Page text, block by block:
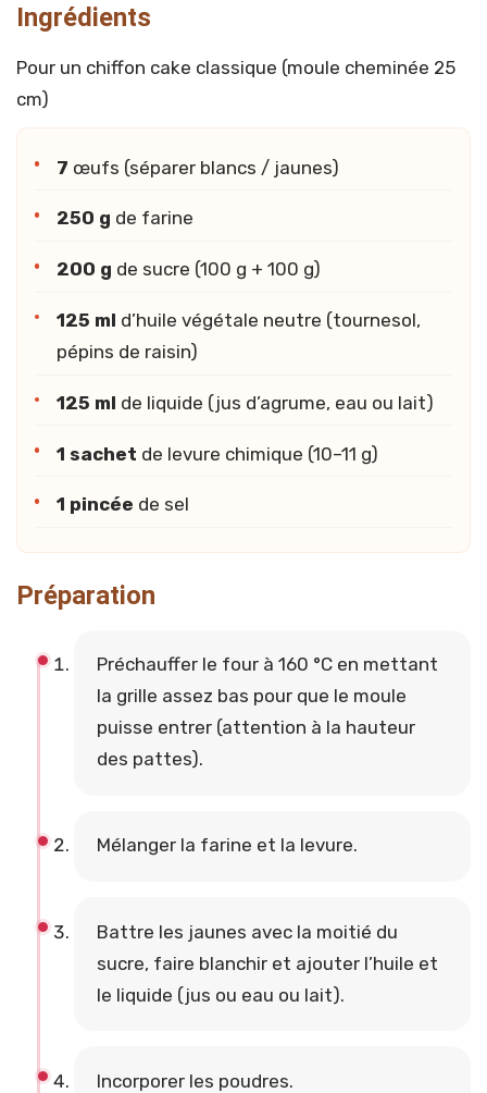
Ingrédients
Pour un chiffon cake classique (moule cheminée 25
cm)
7 œufs (séparer blancs / jaunes)
250 g de farine
200 g de sucre (100 g + 100 g)
125 ml d’huile végétale neutre (tournesol,
pépins de raisin)
125 ml de liquide (jus d’agrume, eau ou lait)
1 sachet de levure chimique (10–11 g)
1 pincée de sel
Préparation
Préchauffer le four à 160 °C en mettant
la grille assez bas pour que le moule
puisse entrer (attention à la hauteur
des pattes).
Mélanger la farine et la levure.
Battre les jaunes avec la moitié du
sucre, faire blanchir et ajouter l’huile et
le liquide (jus ou eau ou lait).
Incorporer les poudres.